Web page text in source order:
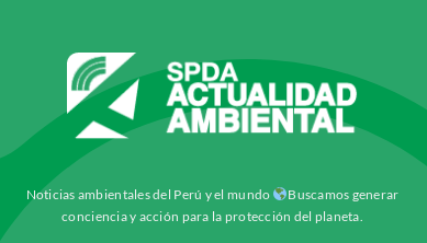
Noticias ambientales del Perú y el mundo
Buscamos generar
conciencia y acción para la protección del planeta.